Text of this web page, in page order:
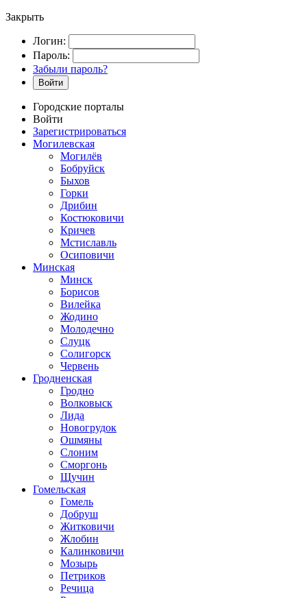
Закрыть
Логин:
Пароль:
Забыли пароль?
Войти
Городские порталы
Войти
Зарегистрироваться
Могилевская
Могилёв
Бобруйск
Быхов
Горки
Дрибин
Костюковичи
Кричев
Мстиславль
Осиповичи
Минская
Минск
Борисов
Вилейка
Жодино
Молодечно
Слуцк
Солигорск
Червень
Гродненская
Гродно
Волковыск
Лида
Новогрудок
Ошмяны
Слоним
Сморгонь
Щучин
Гомельская
Гомель
Добруш
Житковичи
Жлобин
Калинковичи
Мозырь
Петриков
Речица